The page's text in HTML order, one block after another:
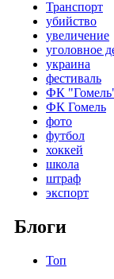
Транспорт
убийство
увеличение
уголовное
украина
фестиваль
ФК
ФК Гомель
фото
футбол
хоккей
школа
штраф
экспорт
Блоги
Топ